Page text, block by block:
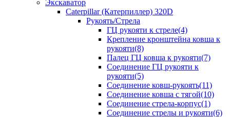
Экскаватор
Caterpillar (Катерпиллер) 320D
Рукоять/Стрела
ГЦ рукояти к стреле(4)
Крепление кронштейна ковша к
рукояти(8)
Палец ГЦ ковша к рукояти(7)
Соединение ГЦ рукояти к
рукояти(5)
Соединение ковш-рукоять(11)
Соединение ковша с тягой(10)
Соединение стрела-корпус(1)
Соединение стрелы и рукояти(6)